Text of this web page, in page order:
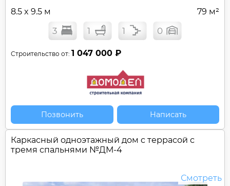
8.5 x 9.5 м 79 м²
3 1 1 0
Строительство от: 1 047 000 ₽
Позвонить Написать
Каркасный одноэтажный дом c террасой с
тремя спальнями №ДМ-4
Смотреть